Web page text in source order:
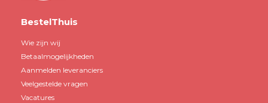
BestelThuis
Wie zijn wij
Betaalmogelijkheden
Aanmelden leveranciers
Veelgestelde vragen
Vacatures